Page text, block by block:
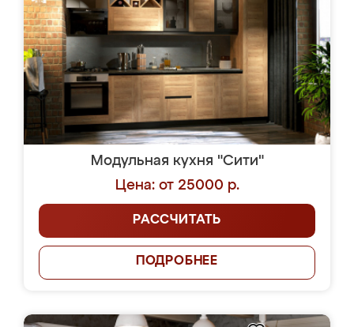
Модульная кухня "Сити"
Цена: от 25000 р.
РАССЧИТАТЬ
ПОДРОБНЕЕ